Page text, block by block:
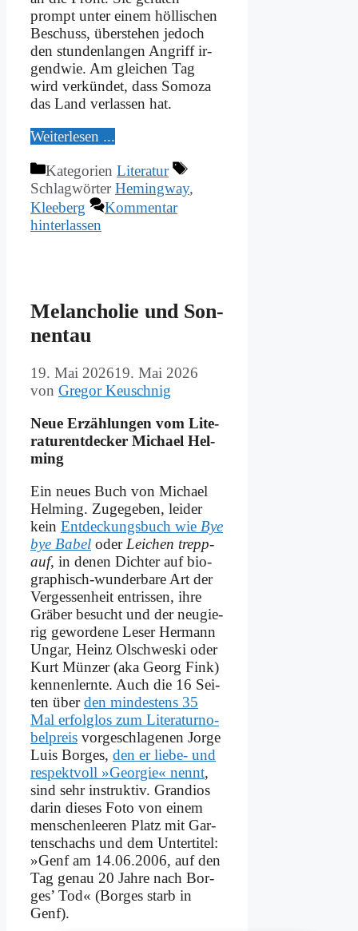
prompt un­ter ei­nem höl­li­schen
Be­schuss, über­ste­hen je­doch
den stun­den­lan­gen An­griff ir­
gend­wie. Am glei­chen Tag
wird ver­kün­det, dass So­mo­za
das Land ver­las­sen hat.
Wei­ter­le­sen ...
Kategorien Literatur
SchlagwörterHemingway,
Kleeberg
Kommentar
hinterlassen
Me­lan­cho­lie und Son­
nen­tau
19. Mai 202619. Mai 2026
von Gregor Keuschnig
Neue Er­zäh­lun­gen vom Li­te­
ra­tur­ent­decker Mi­cha­el Hel­
ming
Ein neu­es Buch von Mi­cha­el
Hel­ming. Zu­ge­ge­ben, lei­der
kein Ent­deckungs­buch wie Bye
bye Ba­bel oderLei­chen trepp­
auf, in de­nen Dich­ter auf bio­
gra­phisch-wun­der­ba­re Art der
Ver­ges­sen­heit ent­ris­sen, ih­re
Grä­ber be­sucht und der neu­gie­
rig ge­wor­de­ne Le­ser Her­mann
Un­gar, Heinz Ol­schwe­ski oder
Kurt Mün­zer (aka Ge­org Fink)
ken­nen­lern­te. Auch die 16 Sei­
ten überden min­de­stens 35
Mal er­folg­los zum Li­te­ra­tur­no­
bel­preis vor­ge­schla­ge­nen Jor­ge
Lu­is Bor­ges, den er lie­be- und
re­spekt­voll »Ge­or­gie« nennt,
sind sehr in­struk­tiv. Gran­di­os
dar­in die­ses Fo­to von ei­nem
men­schen­lee­ren Platz mit Gar­
ten­schachs und dem Un­ter­ti­tel:
»Genf am 14.06.2006, auf den
Tag ge­nau 20 Jah­re nach Bor­
ges’ Tod« (Bor­ges starb in
Genf).